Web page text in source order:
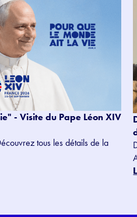
- Visite du Pape Léon XIV
tous les détails de la